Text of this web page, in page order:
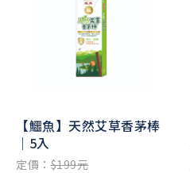
【鱷魚】天然艾草香茅棒
｜5入
定價：$199元